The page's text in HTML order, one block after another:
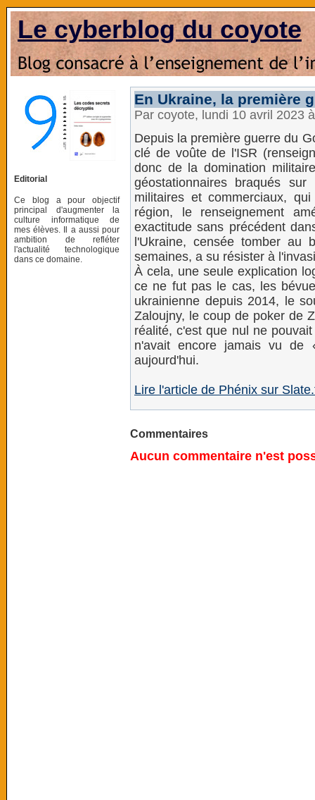
Le cyberblog du coyote
Editorial
Ce blog a pour objectif
principal d'augmenter la
culture informatique de
mes élèves. Il a aussi pour
ambition de refléter
l'actualité technologique
dans ce domaine.
En Ukraine, la première
Par coyote, lundi 10 avril 2023
Depuis la première guerre du
clé de voûte de l'ISR
donc de la domination
géostationnaires braqués
militaires et commerciaux,
région, le renseignement
exactitude sans précédent
l'Ukraine, censée tomber au
semaines, a su résister à
À cela, une seule explication
ce ne fut pas le cas, les
ukrainienne depuis 2014, le
Zaloujny, le coup de poker de
réalité, c'est que nul ne
n'avait encore jamais vu de
aujourd'hui.
Lire l'article de Phénix sur
Commentaires
Aucun commentaire n'est